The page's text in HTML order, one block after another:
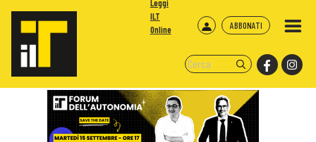
ABBONATI
Leggi
ILT
Online